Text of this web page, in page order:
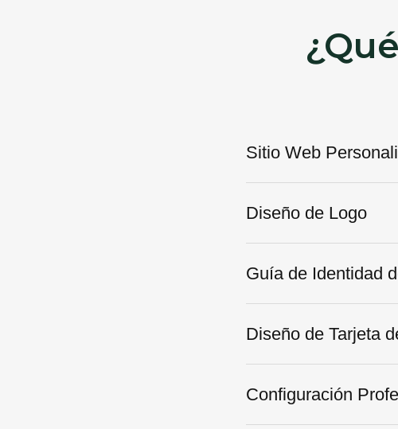
Sitio Web
Diseño de Logo
Guía de Identidad
Diseño de Tarjeta
Configuración